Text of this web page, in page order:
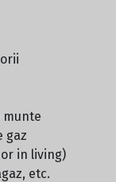
munte
gaz
in living)
etc.